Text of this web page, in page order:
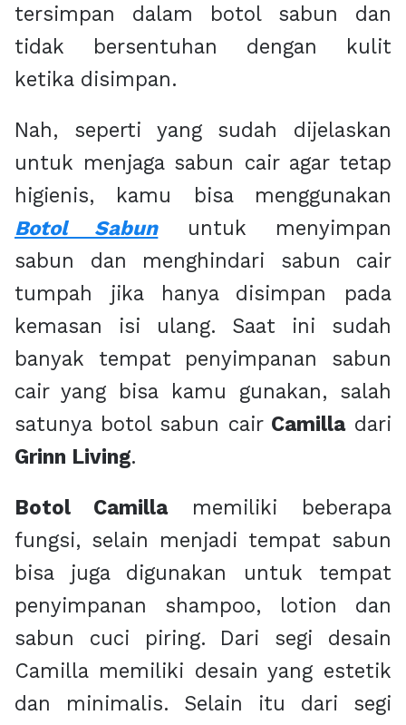
tersimpan dalam botol sabun dan
tidak bersentuhan dengan kulit
ketika disimpan.
Nah, seperti yang sudah dijelaskan
untuk menjaga sabun cair agar tetap
higienis, kamu bisa menggunakan
Botol Sabununtuk menyimpan
sabun dan menghindari sabun cair
tumpah jika hanya disimpan pada
kemasan isi ulang. Saat ini sudah
banyak tempat penyimpanan sabun
cair yang bisa kamu gunakan, salah
satunya botol sabun cair Camilladari
Grinn Living.
Botol Camillamemiliki beberapa
fungsi, selain menjadi tempat sabun
bisa juga digunakan untuk tempat
penyimpanan shampoo, lotion dan
sabun cuci piring. Dari segi desain
Camilla memiliki desain yang estetik
dan minimalis. Selain itu dari segi